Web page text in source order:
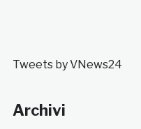
Tweets by VNews24
Archivi